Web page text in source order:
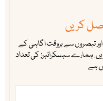
کریں
تبصروں سے بروقت اگاہی کے
ہمارے سبسکرائبرز کی تعداد
ہے